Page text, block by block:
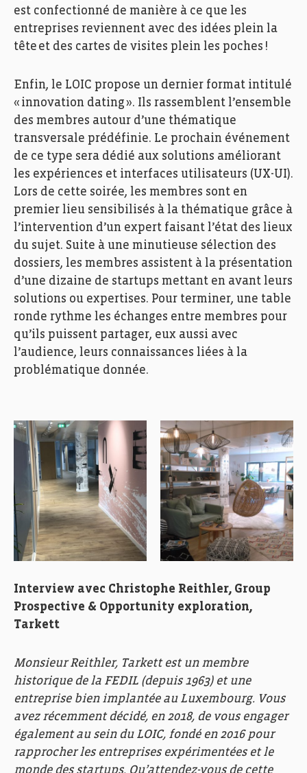
est confectionné de manière à ce que les
entreprises reviennent avec des idées plein la
tête et des cartes de visites plein les poches !
Enfin, le LOIC propose un dernier format intitulé
« innovation dating ». Ils rassemblent l’ensemble
des membres autour d’une thématique
transversale prédéfinie. Le prochain événement
de ce type sera dédié aux solutions améliorant
les expériences et interfaces utilisateurs (UX-UI).
Lors de cette soirée, les membres sont en
premier lieu sensibilisés à la thématique grâce à
l’intervention d’un expert faisant l’état des lieux
du sujet. Suite à une minutieuse sélection des
dossiers, les membres assistent à la présentation
d’une dizaine de startups mettant en avant leurs
solutions ou expertises. Pour terminer, une table
ronde rythme les échanges entre membres pour
qu’ils puissent partager, eux aussi avec
l’audience, leurs connaissances liées à la
problématique donnée.
Interview avec Christophe Reithler, Group
Prospective & Opportunity exploration,
Tarkett
Monsieur Reithler, Tarkett est un membre
historique de la FEDIL (depuis 1963) et une
entreprise bien implantée au Luxembourg. Vous
avez récemment décidé, en 2018, de vous engager
également au sein du LOIC, fondé en 2016 pour
rapprocher les entreprises expérimentées et le
monde des startups. Qu’attendez-vous de cette